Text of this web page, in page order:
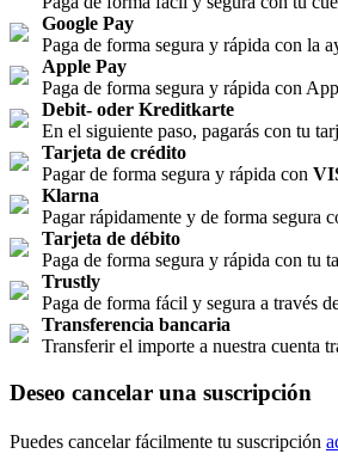
Google Pay
Paga de forma segura y rápida con la
Apple Pay
Paga de forma segura y rápida con
Debit- oder Kreditkarte
En el siguiente paso, pagarás con tu
Tarjeta de crédito
Pagar de forma segura y rápida con
Klarna
Pagar rápidamente y de forma segura
Tarjeta de débito
Paga de forma segura y rápida con tu
Trustly
Paga de forma fácil y segura a través
Transferencia bancaria
Transferir el importe a nuestra cuenta
Deseo cancelar una suscripción
Puedes cancelar fácilmente tu suscripción